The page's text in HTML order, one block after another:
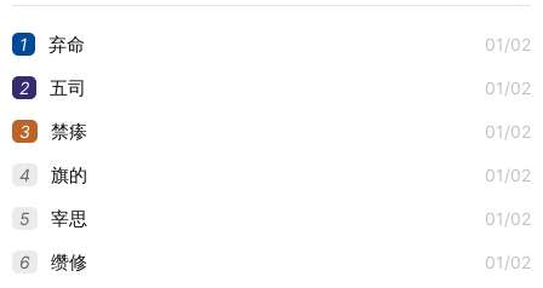
1 01/02
弃命
2 01/02
五司
3 01/02
禁瘆
4 01/02
旗的
5 01/02
宰思
6 01/02
缵修